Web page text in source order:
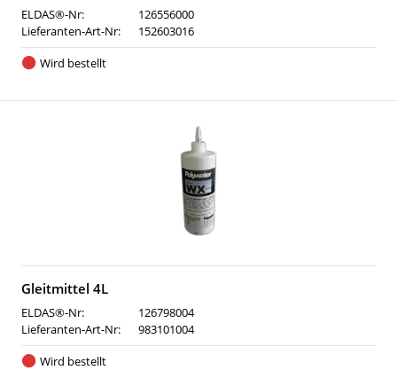
ELDAS®-Nr:
126556000
Lieferanten-Art-Nr:
152603016
Wird bestellt
Gleitmittel 4L
ELDAS®-Nr:
126798004
Lieferanten-Art-Nr:
983101004
Wird bestellt